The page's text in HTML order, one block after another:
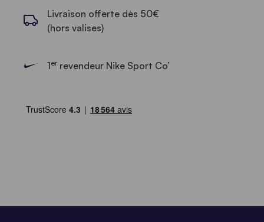
Livraison offerte dès 50€
(hors valises)
1errevendeur Nike Sport Co’